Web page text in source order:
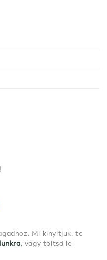
Mi kinyitjuk, te
, vagy töltsd le